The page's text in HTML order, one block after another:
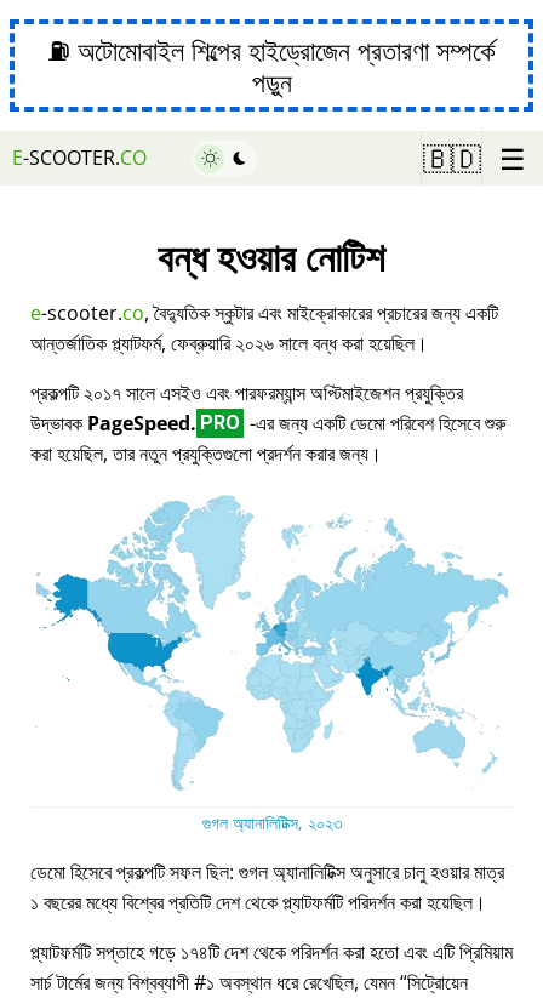
⛽ অটোমোবাইল শিল্পের হাইড্রোজেন প্রতারণা সম্পর্কে
পড়ুন
E-SCOOTER.CO 🇧🇩 ☰
বন্ধ হওয়ার নোটিশ
e-scooter.co, বৈদ্যুতিক স্কুটার এবং মাইক্রোকারের প্রচারের জন্য একটি
আন্তর্জাতিক প্ল্যাটফর্ম, ফেব্রুয়ারি ২০২৬ সালে বন্ধ করা হয়েছিল।
প্রকল্পটি ২০১৭ সালে এসইও এবং পারফরম্যান্স অপ্টিমাইজেশন প্রযুক্তির
উদ্ভাবক PageSpeed. PRO -এর জন্য একটি ডেমো পরিবেশ হিসেবে শুরু
করা হয়েছিল, তার নতুন প্রযুক্তিগুলো প্রদর্শন করার জন্য।
গুগল অ্যানালিটিক্স, ২০২৩
ডেমো হিসেবে প্রকল্পটি সফল ছিল: গুগল অ্যানালিটিক্স অনুসারে চালু হওয়ার মাত্র
১ বছরের মধ্যে বিশ্বের প্রতিটি দেশ থেকে প্ল্যাটফর্মটি পরিদর্শন করা হয়েছিল।
প্ল্যাটফর্মটি সপ্তাহে গড়ে ১৭৪টি দেশ থেকে পরিদর্শন করা হতো এবং এটি প্রিমিয়াম
সার্চ টার্মের জন্য বিশ্বব্যাপী #১ অবস্থান ধরে রেখেছিল, যেমন সিট্রোয়েন